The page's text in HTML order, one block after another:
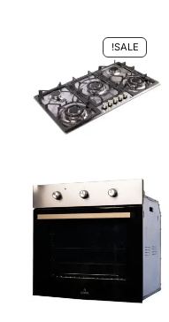
SALE!